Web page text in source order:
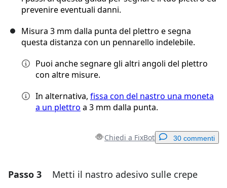
prevenire eventuali danni.
Misura 3 mm dalla punta del plettro e segna
questa distanza con un pennarello indelebile.
Puoi anche segnare gli altri angoli del plettro
con altre misure.
In alternativa, fissa con del nastro una moneta
a un plettro a 3 mm dalla punta.
Chiedi a FixBot 30 commenti
Aggiungi un commento
Passo 3 Metti il nastro adesivo sulle crepe